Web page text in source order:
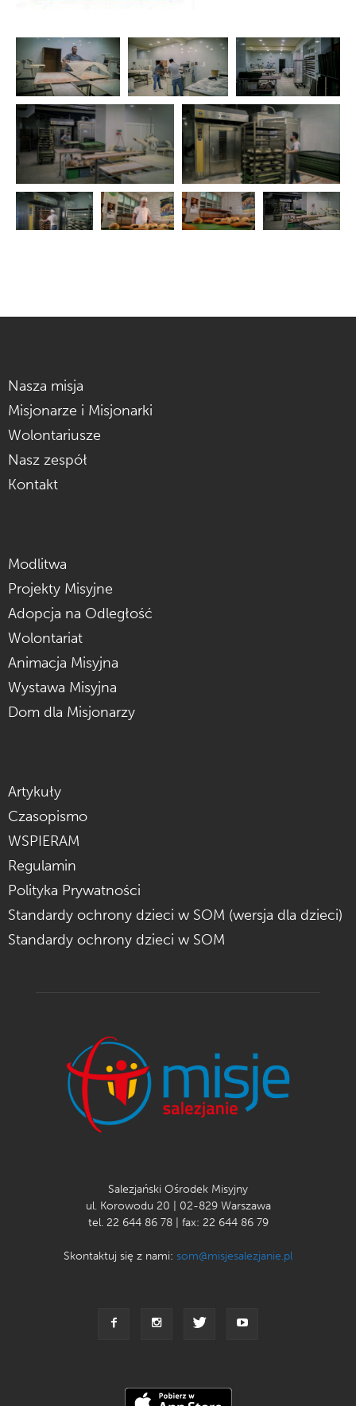
Nasza misja
Misjonarze i Misjonarki
Wolontariusze
Nasz zespół
Kontakt
Modlitwa
Projekty Misyjne
Adopcja na Odległość
Wolontariat
Animacja Misyjna
Wystawa Misyjna
Dom dla Misjonarzy
Artykuły
Czasopismo
WSPIERAM
Regulamin
Polityka Prywatności
Standardy ochrony dzieci w SOM (wersja dla dzieci)
Standardy ochrony dzieci w SOM
Salezjański Ośrodek Misyjny
ul. Korowodu 20 | 02-829 Warszawa
tel. 22 644 86 78 | fax: 22 644 86 79
Skontaktuj się z nami: som@misjesalezjanie.pl